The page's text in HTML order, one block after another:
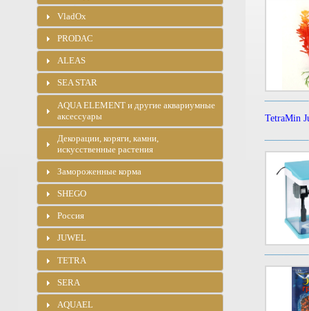
TetraMin
VladOx
PRODAC
ALEAS
SEA STAR
AQUA ELEMENT и другие аквариумные
аксессуары
Декорации, коряги, камни,
искусственные растения
Замороженные корма
SHEGO
Россия
JUWEL
TETRA
SERA
AQUAEL